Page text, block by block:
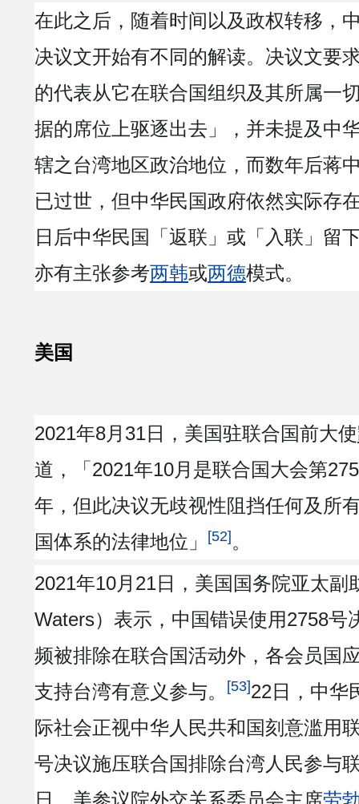
在此之后，随着时间以及政权转移，
决议文开始有不同的解读。决议文要
的代表从它在联合国组织及其所属一
据的席位上驱逐出去」，并未提及中
辖之台湾地区政治地位，而数年后蒋
已过世，但中华民国政府依然实际存
日后中华民国「返联」或「入联」留
亦有主张参考两韩或两德模式。
美国
2021年8月31日，美国驻联合国前大使
道，「2021年10月是联合国大会第
年，但此决议无歧视性阻挡任何及所
国体系的法律地位」
[52]。
2021年10月21日，美国国务院亚太副
Waters）表示，中国错误使用2758号
频被排除在联合国活动外，各会员国
支持台湾有意义参与。
[53]22日，中华
际社会正视中华人民共和国刻意滥用
号决议施压联合国排除台湾人民参与